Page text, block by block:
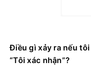
Điều gì xảy ra nếu
“Tôi xác nhận”?